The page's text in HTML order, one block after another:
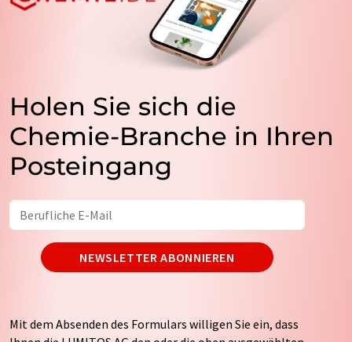
Holen Sie sich die
Chemie-Branche in Ihren
Posteingang
NEWSLETTER ABONNIEREN
Mit dem Absenden des Formulars willigen Sie ein, dass